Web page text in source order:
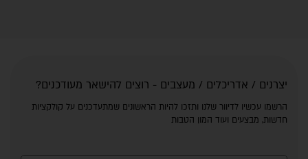
יצרנים / אדריכלים / מעצבים - רוצים להישאר מעודכנים?
הרשמו עכשיו לדיוור שלנו ותזכו להיות הראשונים שמתעדכנים על קולקציות
חדשות, מבצעים ועוד המון הטבות